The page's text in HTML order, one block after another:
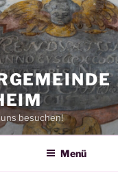
besuchen!
Menü